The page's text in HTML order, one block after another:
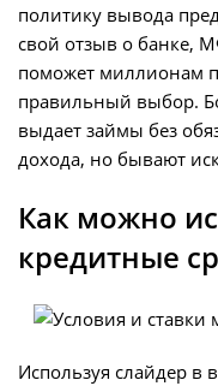
политику вывода
свой отзыв о банке,
поможет миллионам
правильный выбор.
выдает займы без
дохода, но бывают
Как можно
кредитные
Используя слайдер в